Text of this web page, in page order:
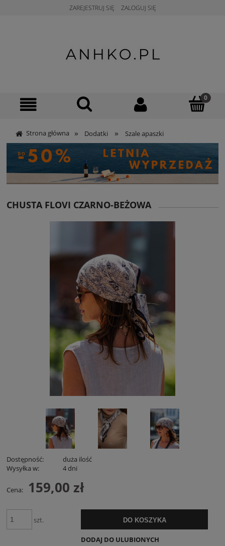
ZAREJESTRUJ SIĘ ZALOGUJ SIĘ
Strona główna » Dodatki » Szale apaszki
CHUSTA FLOVI CZARNO-BEŻOWA
Dostępność:
duża ilość
Wysyłka w:
4 dni
Cena: 159,00 zł
szt. DO KOSZYKA
DODAJ DO ULUBIONYCH